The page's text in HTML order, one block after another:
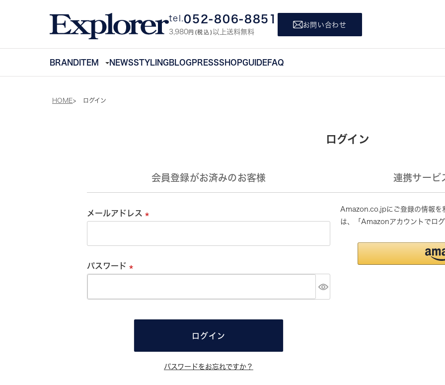
tel.052-806-8851
3,980円(税込)以上送料無料
お問い合わせ
BRANDITEM NEWSSTYLINGBLOGPRESSSHOPGUIDEFAQ
HOME ログイン
ログイン
会員登録がお済みのお客様
メールアドレス
須
パスワード
須
ログイン
パスワードをお忘れですか？
連携サービ
Amazon.co.jpにご登録の情報を
は、「Amazonアカウントでロ